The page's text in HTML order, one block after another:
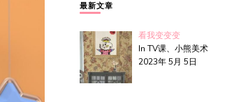
吗?
最新文章
看我变变变
In TV课、小熊美术
2023年 5月 5日